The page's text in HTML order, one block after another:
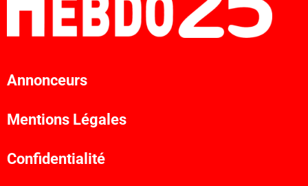
Annonceurs
Mentions Légales
Confidentialité